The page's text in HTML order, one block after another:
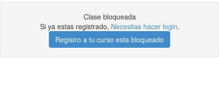
Clase bloqueada
Si ya estas registrado, Necesitas hacer login.
Registro a tu curso esta bloqueado